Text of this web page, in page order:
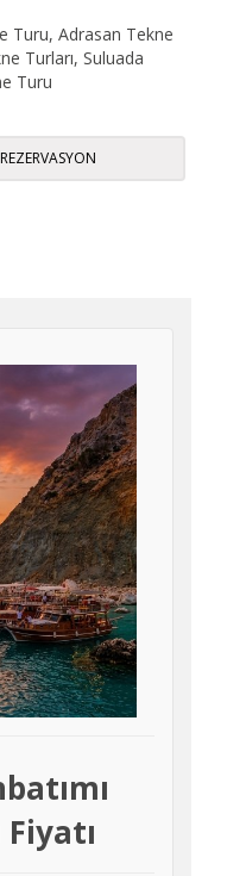
Turu, Adrasan Tekne
Turları, Suluada
Turu
REZERVASYON